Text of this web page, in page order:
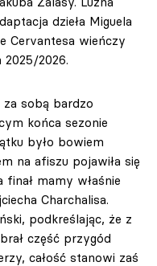
dzieła Miguela
Cervantesa wieńczy
2025/2026.
za sobą bardzo
końca sezonie
było bowiem
na afiszu pojawiła się
finał mamy właśnie
Charchalisa.
podkreślając, że z
część przygód
całość stanowi zaś